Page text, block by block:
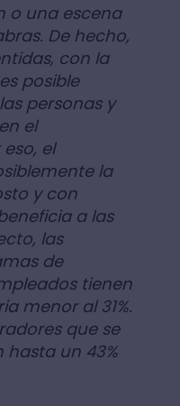
o una escena
De hecho,
con la
posible
personas y
el
el
la
y con
a las
las
de
tienen
menor al 31%.
que se
hasta un 43%